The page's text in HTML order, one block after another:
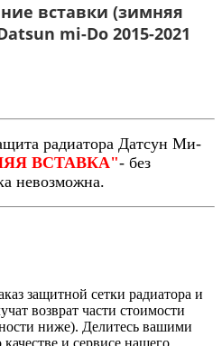
(зимняя
mi-Do 2015-2021
радиатора Датсун Ми-
ВСТАВКА"- без
невозможна.
защитной сетки радиатора и
возврат части стоимости
ниже). Делитесь вашими